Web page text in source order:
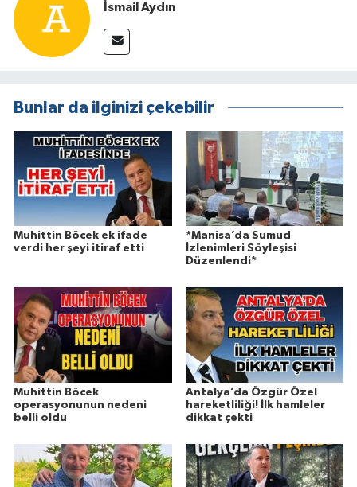
İsmail Aydın
Bunlar da ilginizi çekebilir
Muhittin Böcek ek ifade
verdi her şeyi itiraf etti
*Manisa’da Sumud
İzlenimleri Söyleşisi
Düzenlendi*
Muhittin Böcek
operasyonunun nedeni
belli oldu
Antalya’da Özgür Özel
hareketliliği! İlk hamleler
dikkat çekti